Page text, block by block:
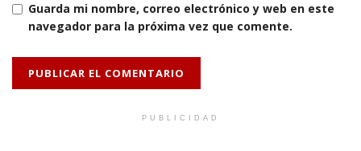
Guarda mi nombre, correo electrónico y web en este
navegador para la próxima vez que comente.
PUBLICIDAD